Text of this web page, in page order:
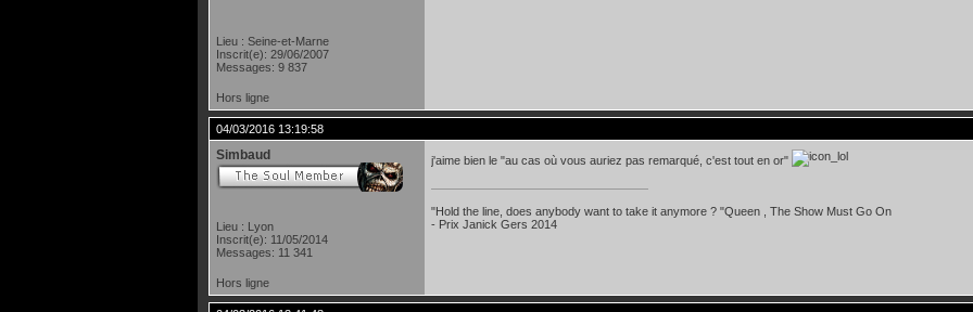
Lieu : Seine-et-Marne
Inscrit(e): 29/06/2007
Messages: 9 837
Hors ligne
04/03/2016 13:19:58
Simbaud
Lieu : Lyon
Inscrit(e): 11/05/2014
Messages: 11 341
j'aime bien le "au cas où vous auriez pas remarqué, c'est tout en or"
"Hold the line, does anybody want to take it anymore ? "Queen , The Show Must Go On
- Prix Janick Gers 2014
Hors ligne